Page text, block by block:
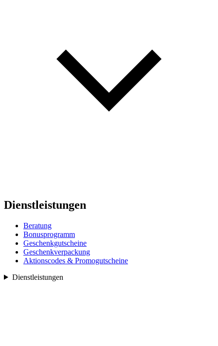
Dienstleistungen
Beratung
Bonusprogramm
Geschenkgutscheine
Geschenkverpackung
Aktionscodes & Promogutscheine
Dienstleistungen